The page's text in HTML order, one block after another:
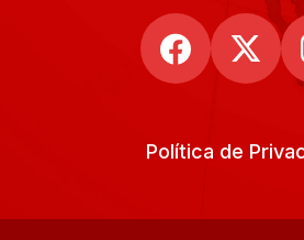
Política de